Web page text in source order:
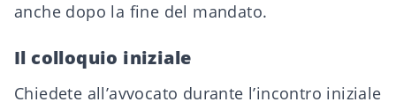
anche dopo la fine del mandato.
Il colloquio iniziale
Chiedete all’avvocato durante l’incontro iniziale